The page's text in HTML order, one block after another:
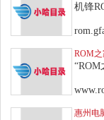
机锋
ROM
惠州电